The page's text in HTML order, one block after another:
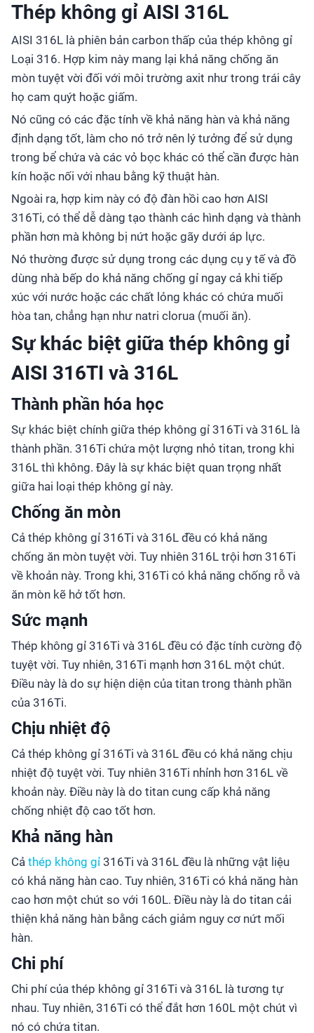
Thép không gỉ AISI 316L
AISI 316L là phiên bản carbon thấp của thép không gỉ
Loại 316. Hợp kim này mang lại khả năng chống ăn
mòn tuyệt vời đối với môi trường axit như trong trái cây
họ cam quýt hoặc giấm.
Nó cũng có các đặc tính về khả năng hàn và khả năng
định dạng tốt, làm cho nó trở nên lý tưởng để sử dụng
trong bể chứa và các vỏ bọc khác có thể cần được hàn
kín hoặc nối với nhau bằng kỹ thuật hàn.
Ngoài ra, hợp kim này có độ đàn hồi cao hơn AISI
316Ti, có thể dễ dàng tạo thành các hình dạng và thành
phần hơn mà không bị nứt hoặc gãy dưới áp lực.
Nó thường được sử dụng trong các dụng cụ y tế và đồ
dùng nhà bếp do khả năng chống gỉ ngay cả khi tiếp
xúc với nước hoặc các chất lỏng khác có chứa muối
hòa tan, chẳng hạn như natri clorua (muối ăn).
Sự khác biệt giữa thép không gỉ
AISI 316TI và 316L
Thành phần hóa học
Sự khác biệt chính giữa thép không gỉ 316Ti và 316L là
thành phần. 316Ti chứa một lượng nhỏ titan, trong khi
316L thì không. Đây là sự khác biệt quan trọng nhất
giữa hai loại thép không gỉ này.
Chống ăn mòn
Cả thép không gỉ 316Ti và 316L đều có khả năng
chống ăn mòn tuyệt vời. Tuy nhiên 316L trội hơn 316Ti
về khoản này. Trong khi, 316Ti có khả năng chống rỗ và
ăn mòn kẽ hở tốt hơn.
Sức mạnh
Thép không gỉ 316Ti và 316L đều có đặc tính cường độ
tuyệt vời. Tuy nhiên, 316Ti mạnh hơn 316L một chút.
Điều này là do sự hiện diện của titan trong thành phần
của 316Ti.
Chịu nhiệt độ
Cả thép không gỉ 316Ti và 316L đều có khả năng chịu
nhiệt độ tuyệt vời. Tuy nhiên 316Ti nhỉnh hơn 316L về
khoản này. Điều này là do titan cung cấp khả năng
chống nhiệt độ cao tốt hơn.
Khả năng hàn
Cả thép không gỉ 316Ti và 316L đều là những vật liệu
có khả năng hàn cao. Tuy nhiên, 316Ti có khả năng hàn
cao hơn một chút so với 160L. Điều này là do titan cải
thiện khả năng hàn bằng cách giảm nguy cơ nứt mối
hàn.
Chi phí
Chi phí của thép không gỉ 316Ti và 316L là tương tự
nhau. Tuy nhiên, 316Ti có thể đắt hơn 160L một chút vì
nó có chứa titan.